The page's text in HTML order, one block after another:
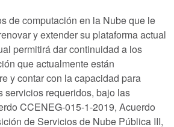
de computación en la Nube que le
y extender su plataforma actual
permitirá dar continuidad a los
que actualmente están
y contar con la capacidad para
servicios requeridos, bajo las
CCENEG-015-1-2019, Acuerdo
de Servicios de Nube Pública III,